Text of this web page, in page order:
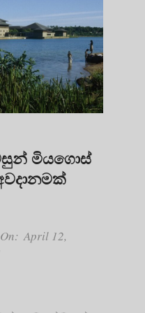
මියගොස්
On: April 12,